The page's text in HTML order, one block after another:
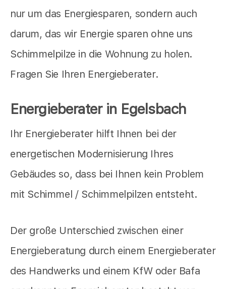
nur um das Energiesparen, sondern auch
darum, das wir Energie sparen ohne uns
Schimmelpilze in die Wohnung zu holen.
Fragen Sie Ihren Energieberater.
Energieberater in Egelsbach
Ihr Energieberater hilft Ihnen bei der
energetischen Modernisierung Ihres
Gebäudes so, dass bei Ihnen kein Problem
mit Schimmel / Schimmelpilzen entsteht.
Der große Unterschied zwischen einer
Energieberatung durch einem Energieberater
des Handwerks und einem KfW oder Bafa